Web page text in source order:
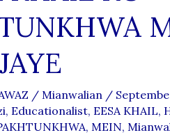
/ Mianwalian /
, Educationalist, EESA KHAIL,
, MEIN,